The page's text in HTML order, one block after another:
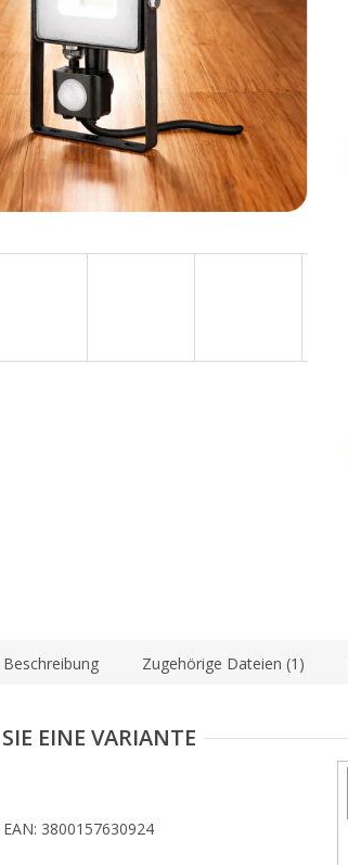
Beschreibung Zugehörige Dateien (1)
EAN: 3800157630924